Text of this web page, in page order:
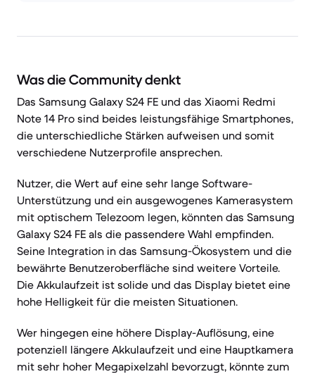
Was die Community denkt
Das Samsung Galaxy S24 FE und das Xiaomi Redmi
Note 14 Pro sind beides leistungsfähige Smartphones,
die unterschiedliche Stärken aufweisen und somit
verschiedene Nutzerprofile ansprechen.
Nutzer, die Wert auf eine sehr lange Software-
Unterstützung und ein ausgewogenes Kamerasystem
mit optischem Telezoom legen, könnten das Samsung
Galaxy S24 FE als die passendere Wahl empfinden.
Seine Integration in das Samsung-Ökosystem und die
bewährte Benutzeroberfläche sind weitere Vorteile.
Die Akkulaufzeit ist solide und das Display bietet eine
hohe Helligkeit für die meisten Situationen.
Wer hingegen eine höhere Display-Auflösung, eine
potenziell längere Akkulaufzeit und eine Hauptkamera
mit sehr hoher Megapixelzahl bevorzugt, könnte zum